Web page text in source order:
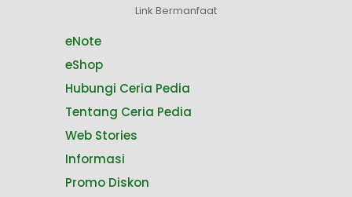
Link Bermanfaat
eNote
eShop
Hubungi Ceria Pedia
Tentang Ceria Pedia
Web Stories
Informasi
Promo Diskon